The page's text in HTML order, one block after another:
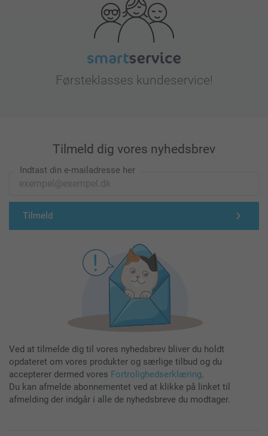
Førsteklasses kundeservice!
Tilmeld dig vores nyhedsbrev
Indtast din e-mailadresse her
Tilmeld
Ved at tilmelde dig til vores nyhedsbrev bliver du holdt
opdateret om vores produkter og særlige tilbud og du
accepterer dermed vores Fortrolighedserklæring.
Du kan afmelde abonnementet ved at klikke på linket til
afmelding der indgår i alle de nyhedsbreve du modtager.